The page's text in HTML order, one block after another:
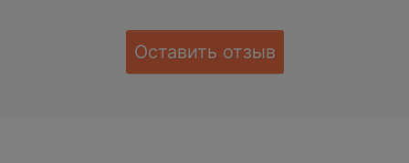
Оставить отзыв